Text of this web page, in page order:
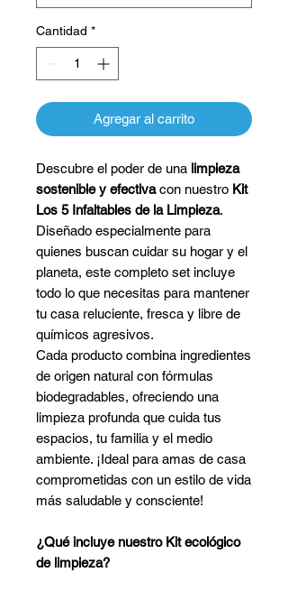
Cantidad *
Agregar al carrito
Descubre el poder de una limpieza
sostenible y efectivacon nuestro Kit
Los 5 Infaltables de la Limpieza.
Diseñado especialmente para
quienes buscan cuidar su hogar y el
planeta, este completo set incluye
todo lo que necesitas para mantener
tu casa reluciente, fresca y libre de
químicos agresivos.
Cada producto combina ingredientes
de origen natural con fórmulas
biodegradables, ofreciendo una
limpieza profunda que cuida tus
espacios, tu familia y el medio
ambiente. ¡Ideal para amas de casa
comprometidas con un estilo de vida
más saludable y consciente!
¿Qué incluye nuestro Kit ecológico
de limpieza?